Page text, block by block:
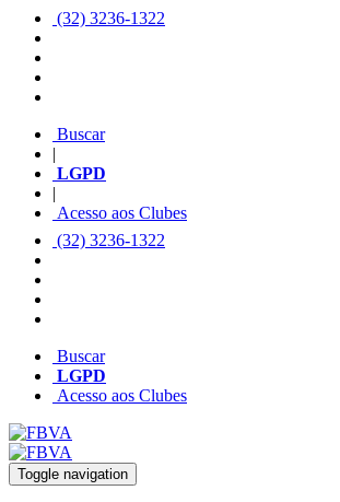
(32) 3236-1322
Buscar
|
LGPD
|
Acesso aos Clubes
(32) 3236-1322
Buscar
LGPD
Acesso aos Clubes
Toggle navigation